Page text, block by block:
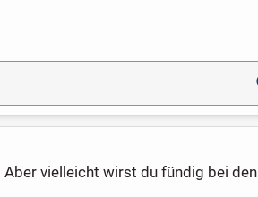
vielleicht wirst du fündig bei den